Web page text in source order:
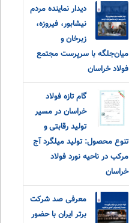
دیدار نماینده مردم
نیشابور، فیروزه،
زبرخان و
میان‌جلگه با سرپرست مجتمع
فولاد خراسان
گام تازه فولاد
خراسان در مسیر
تولید رقابتی و
تنوع محصول: تولید میلگرد آج
مرکب در ناحیه نورد فولاد
خراسان
معرفی صد شرکت
برتر ایران با حضور